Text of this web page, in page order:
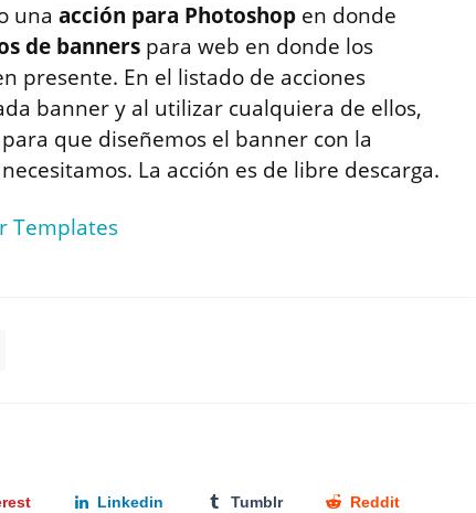
una acción para Photoshop en donde
de banners para web en donde los
presente. En el listado de acciones
banner y al utilizar cualquiera de ellos,
que diseñemos el banner con la
La acción es de libre descarga.
Templates
Linkedin Tumblr Reddit